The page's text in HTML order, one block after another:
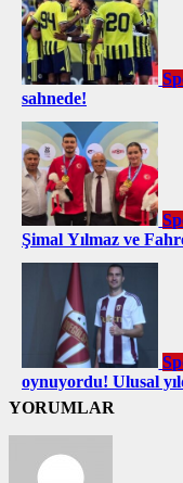
sahnede!
Şimal Yılmaz ve
oynuyordu! Ulusal
YORUMLAR